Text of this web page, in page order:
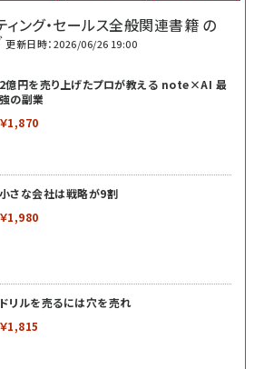
ング・セールス全般関連書籍 の
更新日時：2026/06/26 19:00
2億円を売り上げたプロが教える note×AI 最
強の副業
￥1,870
小さな会社は戦略が9割
￥1,980
ドリルを売るには穴を売れ
￥1,815